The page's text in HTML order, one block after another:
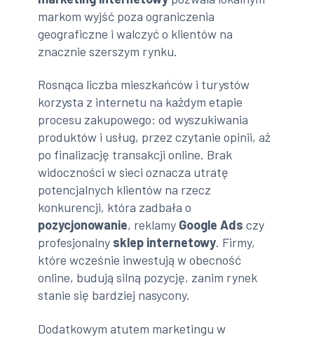
markom wyjść poza ograniczenia
geograficzne i walczyć o klientów na
znacznie szerszym rynku.
Rosnąca liczba mieszkańców i turystów
korzysta z internetu na każdym etapie
procesu zakupowego: od wyszukiwania
produktów i usług, przez czytanie opinii, aż
po finalizację transakcji online. Brak
widoczności w sieci oznacza utratę
potencjalnych klientów na rzecz
konkurencji, która zadbała o
pozycjonowanie, reklamy Google Ads czy
profesjonalny sklep internetowy. Firmy,
które wcześnie inwestują w obecność
online, budują silną pozycję, zanim rynek
stanie się bardziej nasycony.
Dodatkowym atutem marketingu w